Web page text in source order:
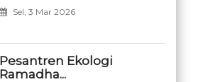
Sel, 3 Mar 2026
Pesantren Ekologi
Ramadha...